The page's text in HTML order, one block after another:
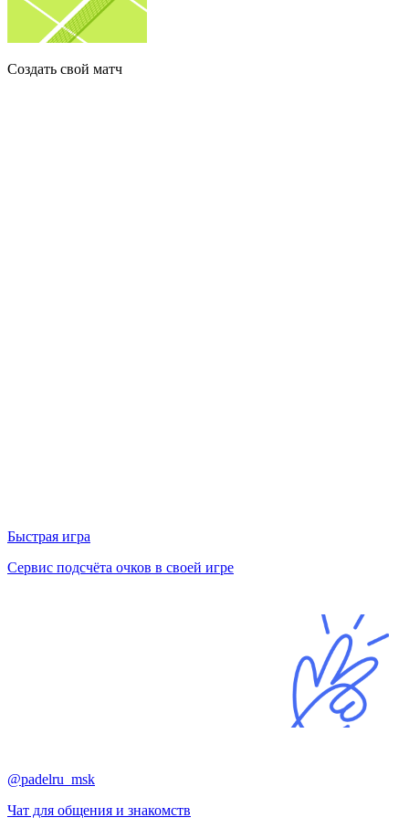
Создать свой матч
Быстрая игра
Сервис подсчёта очков в своей игре
@padelru_msk
Чат для общения и знакомств